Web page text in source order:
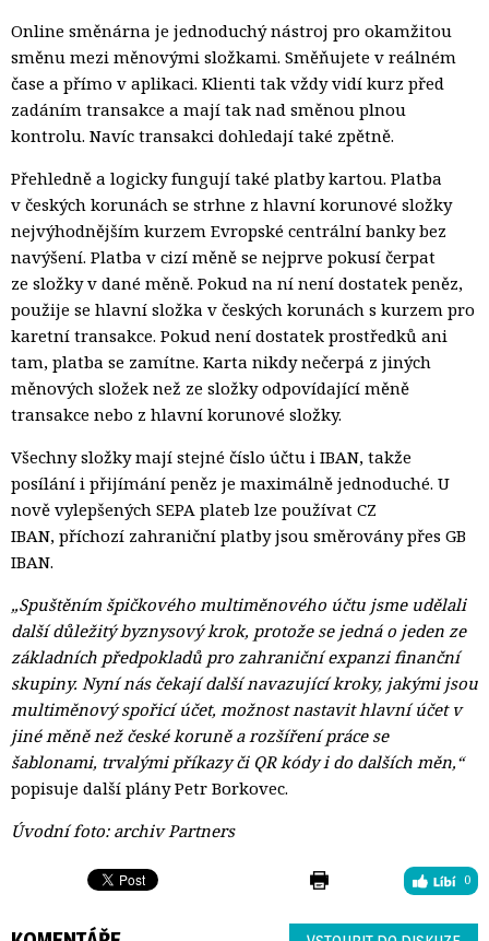
Online směnárna je jednoduchý nástroj pro okamžitou
směnu mezi měnovými složkami. Směňujete v reálném
čase a přímo v aplikaci. Klienti tak vždy vidí kurz před
zadáním transakce a mají tak nad směnou plnou
kontrolu. Navíc transakci dohledají také zpětně.
Přehledně a logicky fungují také platby kartou. Platba
v českých korunách se strhne z hlavní korunové složky
nejvýhodnějším kurzem Evropské centrální banky bez
navýšení. Platba v cizí měně se nejprve pokusí čerpat
ze složky v dané měně. Pokud na ní není dostatek peněz,
použije se hlavní složka v českých korunách s kurzem pro
karetní transakce. Pokud není dostatek prostředků ani
tam, platba se zamítne. Karta nikdy nečerpá z jiných
měnových složek než ze složky odpovídající měně
transakce nebo z hlavní korunové složky.
Všechny složky mají stejné číslo účtu i IBAN, takže
posílání i přijímání peněz je maximálně jednoduché. U
nově vylepšených SEPA plateb lze používat CZ
IBAN, příchozí zahraniční platby jsou směrovány přes GB
IBAN.
„Spuštěním špičkového multiměnového účtu jsme udělali
další důležitý byznysový krok, protože se jedná o jeden ze
základních předpokladů pro zahraniční expanzi finanční
skupiny. Nyní nás čekají další navazující kroky, jakými jsou
multiměnový spořicí účet, možnost nastavit hlavní účet v
jiné měně než české koruně a rozšíření práce se
šablonami, trvalými příkazy či QR kódy i do dalších měn,“
popisuje další plány Petr Borkovec.
Úvodní foto: archiv Partners
0